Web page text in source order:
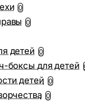
0
0
детей 0
боксы для детей
детей 0
0